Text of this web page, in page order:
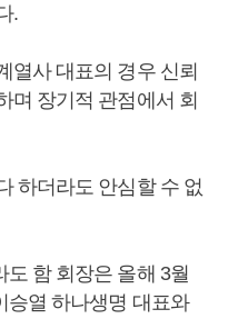
.
열사 대표의 경우 신뢰
며 장기적 관점에서 회
하더라도 안심할 수 없
함 회장은 올해 3월
승열 하나생명 대표와